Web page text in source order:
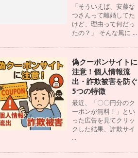
「そういえば、安藤な
つさんって離婚してた
けど、理由って何だっ
たの？」 そんな風に ...
偽クーポンサイトに
注意！個人情報流
出・詐欺被害を防ぐ
5つの特徴
最近、「〇〇円分のク
ーポンが無料！」とい
った広告を見てクリッ
クした結果、詐欺サイ
...